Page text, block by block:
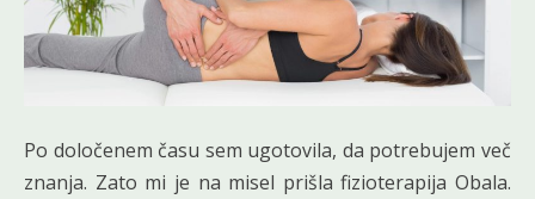
Po določenem času sem ugotovila, da potrebujem več
znanja. Zato mi je na misel prišla fizioterapija Obala.